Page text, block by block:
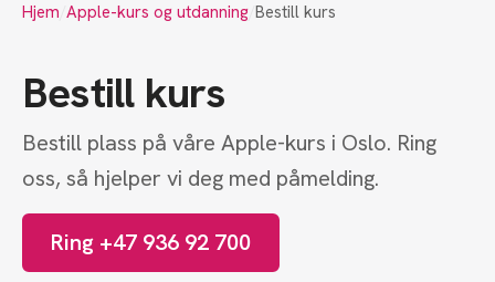
Hjem Apple-kurs og utdanning Bestill kurs
Bestill kurs
Bestill plass på våre Apple-kurs i Oslo. Ring
oss, så hjelper vi deg med påmelding.
Ring +47 936 92 700